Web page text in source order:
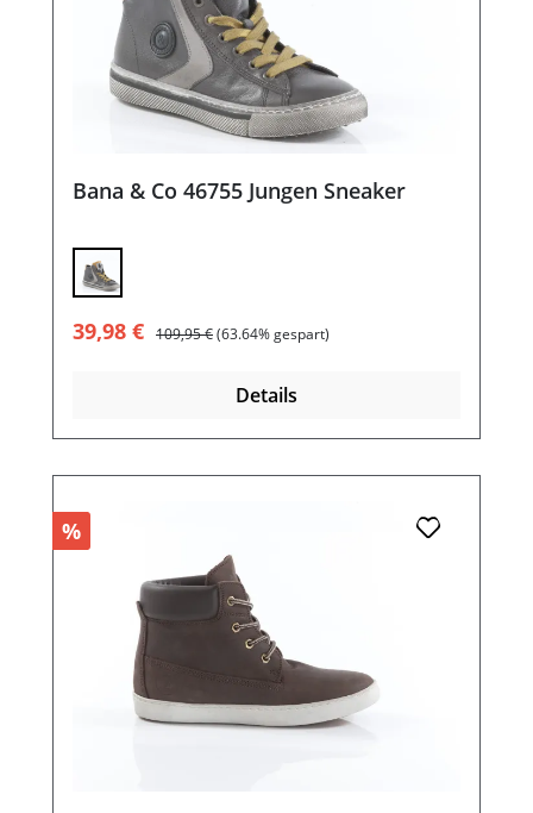
Bana & Co 46755 Jungen Sneaker
Verkaufspreis:
39,98 € Regulärer Preis:
109,95 €(63.64% gespart)
Details
%